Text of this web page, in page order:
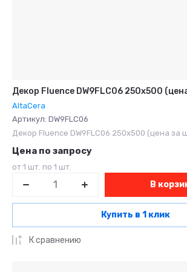
Декор Fluence DW9FLC06 250x500
AltaCera
Артикул: DW9FLC06
Декор Fluence DW9FLC06 250x500 (цена за
Цена по запросу
от 1 шт. по 1 шт.
В
Купить в 1 клик
К сравнению